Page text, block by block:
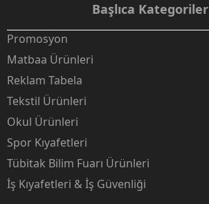
Başlıca Kategoriler
Promosyon
Matbaa Ürünleri
Reklam Tabela
Tekstil Ürünleri
Okul Ürünleri
Spor Kıyafetleri
Tübitak Bilim Fuarı Ürünleri
İş Kıyafetleri & İş Güvenliği